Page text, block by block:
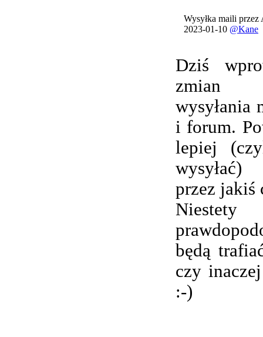
Wysyłka maili
2023-01-10 @Kane
Dziś
zmian
wysyłania
i forum.
lepiej
przez jakiś
będą
czy
:-)